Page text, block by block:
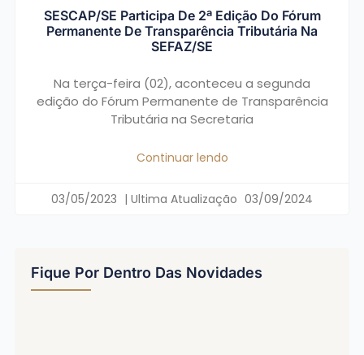
SESCAP/SE Participa De 2ª Edição Do Fórum
Permanente De Transparência Tributária Na
SEFAZ/SE
Na terça-feira (02), aconteceu a segunda
edição do Fórum Permanente de Transparência
Tributária na Secretaria
Continuar lendo
03/05/2023 03/09/2024
Fique Por Dentro Das Novidades